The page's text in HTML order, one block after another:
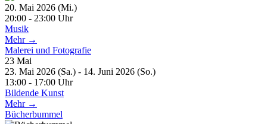
20. Mai 2026 (Mi.)
20:00 - 23:00 Uhr
Musik
Mehr →
Malerei und Fotografie
23 Mai
23. Mai 2026 (Sa.) - 14. Juni 2026 (So.)
13:00 - 17:00 Uhr
Bildende Kunst
Mehr →
Bücherbummel